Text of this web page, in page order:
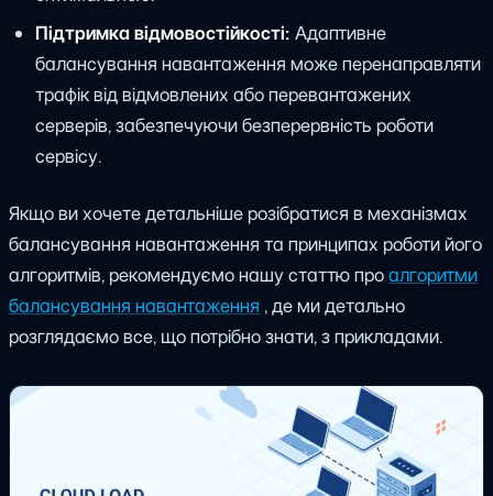
Підтримка відмовостійкості: Адаптивне
балансування навантаження може перенаправляти
трафік від відмовлених або перевантажених
серверів, забезпечуючи безперервність роботи
сервісу.
Якщо ви хочете детальніше розібратися в механізмах
балансування навантаження та принципах роботи його
алгоритмів, рекомендуємо нашу статтю проалгоритми
балансування навантаження , де ми детально
розглядаємо все, що потрібно знати, з прикладами.